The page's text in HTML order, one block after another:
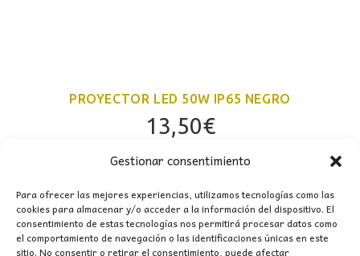
Gestionar consentimiento
Para ofrecer las mejores experiencias, utilizamos tecnologías como las
cookies para almacenar y/o acceder a la información del dispositivo. El
consentimiento de estas tecnologías nos permitirá procesar datos como
el comportamiento de navegación o las identificaciones únicas en este
sitio. No consentir o retirar el consentimiento, puede afectar
PROYECTOR LED 50W IP65 NEGRO
13,50€